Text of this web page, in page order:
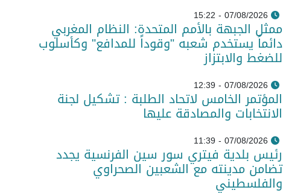
07/08/2026 - 15:22
ممثل الجبهة بالأمم المتحدة: النظام المغربي
دائماً يستخدم شعبه "وقوداً للمدافع" وكأسلوب
للضغط والابتزاز
07/08/2026 - 12:39
المؤتمر الخامس لاتحاد الطلبة : تشكيل لجنة
الانتخابات والمصادقة عليها
07/08/2026 - 11:39
رئيس بلدية فيتري سور سين الفرنسية يجدد
تضامن مدينته مع الشعبين الصحراوي
والفلسطيني